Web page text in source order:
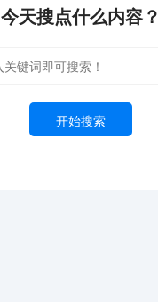
今天搜点什么内容？
开始搜索